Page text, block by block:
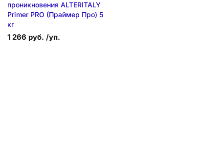
проникновения ALTERITALY
Primer PRO (Праймер Про) 5
кг
1 266 руб. /уп.